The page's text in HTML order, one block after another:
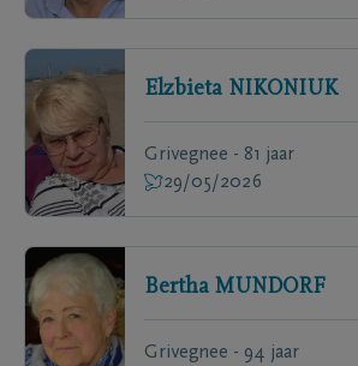
Elzbieta NIKONIUK
Grivegnee - 81 jaar
29/05/2026
Bertha MUNDORF
Grivegnee - 94 jaar